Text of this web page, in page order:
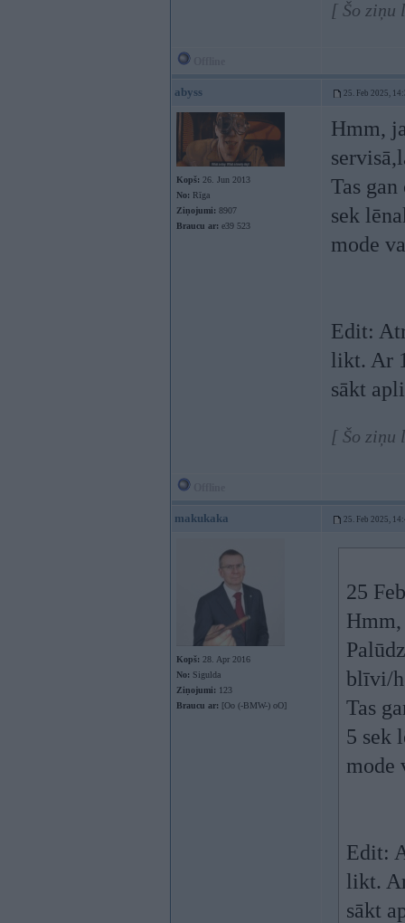
[ Šo ziņu
abyss 25. Feb 2025,
Kopš: 26. Jun 2013
No: Rīga
Ziņojumi: 8907
Braucu ar: e39 523
Hmm,
Tas
sek
mode
Edit:
likt. Ar
sākt
[ Šo ziņu
makukaka 25. Feb 2025,
Kopš: 28. Apr 2016
No: Sigulda
Ziņojumi: 123
Braucu ar: [Oo (-BMW-) oO]
25
blīvi/
Tas
5 sek
mode
Edit:
likt.
sākt